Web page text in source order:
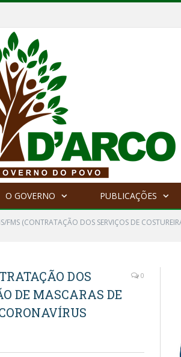
O GOVERNO PUBLICAÇÕES
(CONTRATAÇÃO DOS SERVIÇOS DE
DOS
DE MASCARAS DE
0